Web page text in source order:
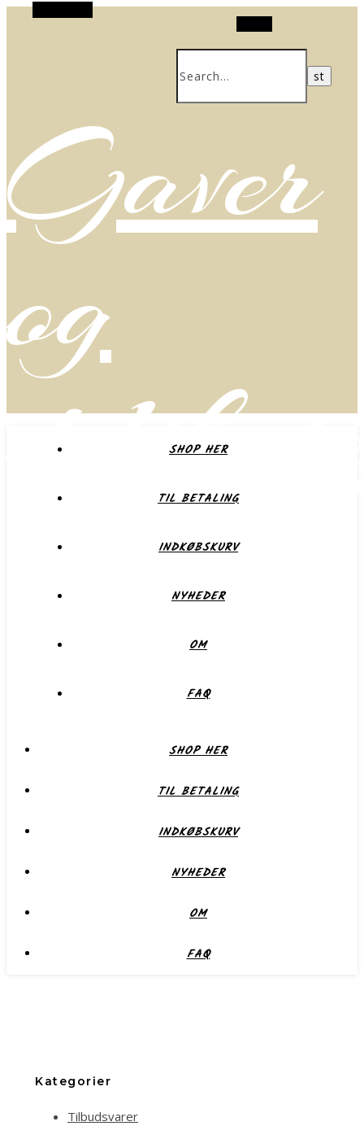
Gaver
og
SHOP HER
TIL BETALING
INDKØBSKURV
NYHEDER
OM
FAQ
SHOP HER
TIL BETALING
INDKØBSKURV
NYHEDER
OM
FAQ
Kategorier
Tilbudsvarer